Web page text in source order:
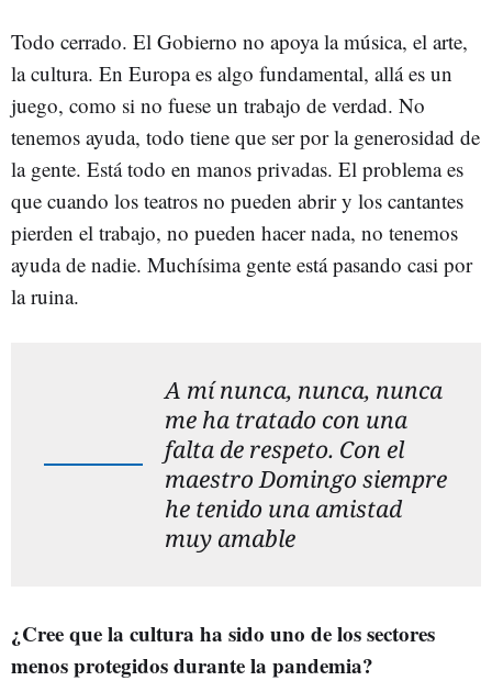
Todo cerrado. El Gobierno no apoya la música, el arte,
la cultura. En Europa es algo fundamental, allá es un
juego, como si no fuese un trabajo de verdad. No
tenemos ayuda, todo tiene que ser por la generosidad de
la gente. Está todo en manos privadas. El problema es
que cuando los teatros no pueden abrir y los cantantes
pierden el trabajo, no pueden hacer nada, no tenemos
ayuda de nadie. Muchísima gente está pasando casi por
la ruina.
A mí nunca, nunca, nunca
me ha tratado con una
falta de respeto. Con el
maestro Domingo siempre
he tenido una amistad
muy amable
¿Cree que la cultura ha sido uno de los sectores
menos protegidos durante la pandemia?